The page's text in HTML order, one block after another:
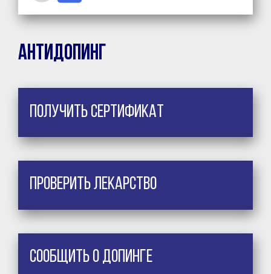
Антидопинг
Получить сертификат
Проверить лекарство
Сообщить о допинге